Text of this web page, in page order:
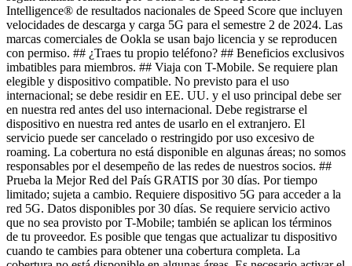
Intelligence® de resultados nacionales de Speed Score que incluyen
velocidades de descarga y carga 5G para el semestre 2 de 2024. Las
marcas comerciales de Ookla se usan bajo licencia y se reproducen
con permiso. ## ¿Traes tu propio teléfono? ## Beneficios exclusivos
imbatibles para miembros. ## Viaja con T-Mobile. Se requiere plan
elegible y dispositivo compatible. No previsto para el uso
internacional; se debe residir en EE. UU. y el uso principal debe ser
en nuestra red antes del uso internacional. Debe registrarse el
dispositivo en nuestra red antes de usarlo en el extranjero. El
servicio puede ser cancelado o restringido por uso excesivo de
roaming. La cobertura no está disponible en algunas áreas; no somos
responsables por el desempeño de las redes de nuestros socios. ##
Prueba la Mejor Red del País GRATIS por 30 días. Por tiempo
limitado; sujeta a cambio. Requiere dispositivo 5G para acceder a la
red 5G. Datos disponibles por 30 días. Se requiere servicio activo
que no sea provisto por T-Mobile; también se aplican los términos
de tu proveedor. Es posible que tengas que actualizar tu dispositivo
cuando te cambies para obtener una cobertura completa. La